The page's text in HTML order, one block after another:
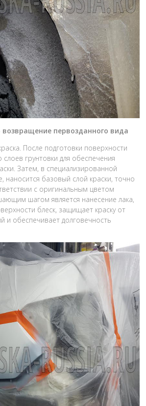
возвращение первозданного вида
После подготовки поверхности
слоев грунтовки для обеспечения
Затем, в специализированной
наносится базовый слой краски, точно
с оригинальным цветом
шагом является нанесение лака,
блеск, защищает краску от
и обеспечивает долговечность